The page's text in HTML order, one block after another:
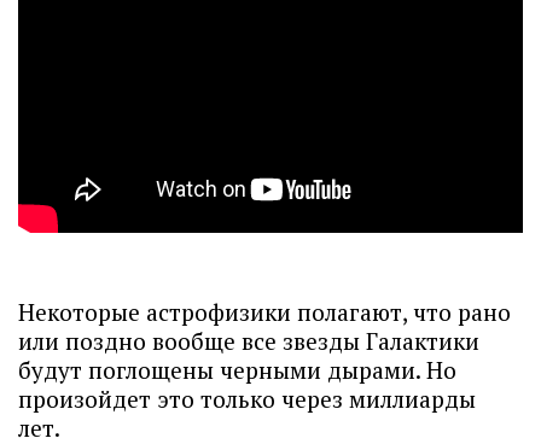
Некоторые астрофизики полагают, что рано
или поздно вообще все звезды Галактики
будут поглощены черными дырами. Но
произойдет это только через миллиарды
лет.